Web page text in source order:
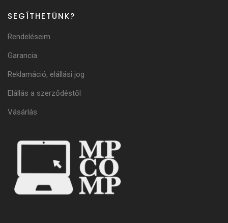
SEGÍTHETÜNK?
Rendeléseim
Garancia
Reklamáció, elállási jog
Elállás a szerződéstől
Vásárlás